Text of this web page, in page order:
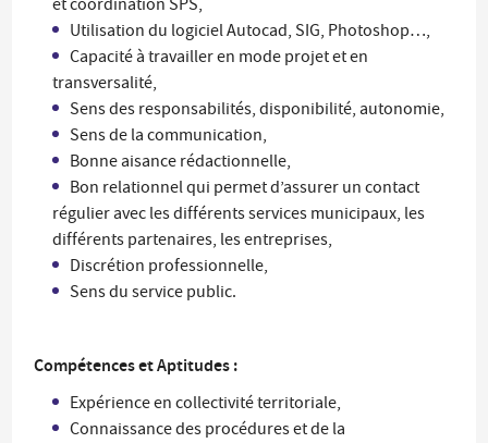
et coordination SPS,
Utilisation du logiciel Autocad, SIG, Photoshop…,
Capacité à travailler en mode projet et en
transversalité,
Sens des responsabilités, disponibilité, autonomie,
Sens de la communication,
Bonne aisance rédactionnelle,
Bon relationnel qui permet d’assurer un contact
régulier avec les différents services municipaux, les
différents partenaires, les entreprises,
Discrétion professionnelle,
Sens du service public.
Compétences et Aptitudes :
Expérience en collectivité territoriale,
Connaissance des procédures et de la